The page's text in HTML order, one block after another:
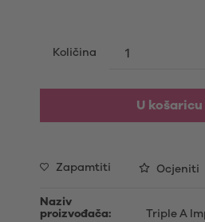
Količina
U košaricu
Zapamtiti Ocjeniti
Naziv
proizvođača:
Triple A